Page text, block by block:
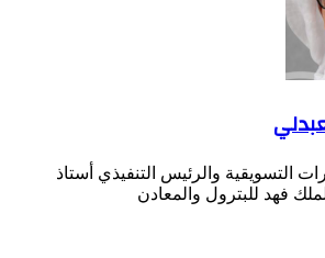
التسويقية والرئيس التنفيذي أستاذ
فهد للبترول والمعادن